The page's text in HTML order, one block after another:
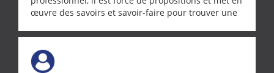
œuvre des savoirs et savoir-faire pour trouver une
demande de l écoute et de la considération, ce qui
ne se trouve que chez les pationnés de leur métier.
Merci a ce monsieur pour sa disponibilité